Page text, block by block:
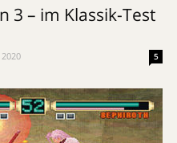
3 – im Klassik-Test
5